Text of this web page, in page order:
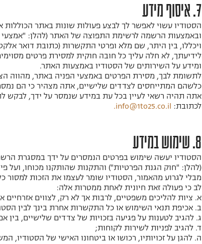
7. איסוף מידע
הסטודיו עשוי לאפשר לך לבצע פעולות שונות באתר
ובאמצעות הרשמה לרשימת התפוצה של האתר (להלן:
ויכללו, בין היתר, שם מלא ופרטי התקשרות (כתובת דואר
לידיעתך, לא חלה עליך כל חובה חוקית למסירת פרטים
ומידע על השירותים של הסטודיו באמצעות האתר.
לתשומת לבך, מסירת הפרטים באמצעי הפניה באתר, מהווה
כלשהם המתייחסים לצדדים שלישיים, אתה מצהיר כי הם
אתה תהיה רשאי לעיין בכל עת במידע שנמסר על ידך, לבקש
לכתובת: info@1to25.co.il
.
8. שימוש במידע
(להלן: "חוק הגנת הפרטיות") והתקנות שהותקנו מכוחו, ועל
מבלי לגרוע מהאמור, הסטודיו שומר לעצמו את הזכות
לב כי פעולה זאת חיונית לאחת ממטרות אלה:
א. ציות להליכים משפטיים, לרבות אך לא רק, לצווים אזרחיים
ב. אכיפת תנאי השימוש או כל התקשרות אחרת בינך לבין
ג. להגיב לטענות על פגיעה בזכויות של צדדים שלישיים,
ד. להגיב לפניות לשירות לקוחות;
ה. להגן על זכויותיו, רכושו או ביטחונו האישי של הסטודיו,